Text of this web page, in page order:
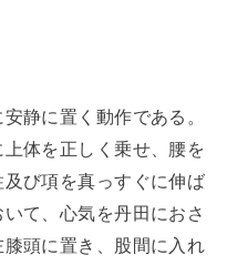
静に置く動作である。
体を正しく乗せ、腰を
び項を真っすぐに伸ば
て、心気を丹田におさ
頭に置き、股間に入れ